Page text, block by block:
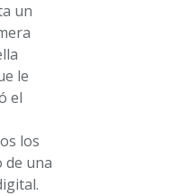
un
le
el
los
de una